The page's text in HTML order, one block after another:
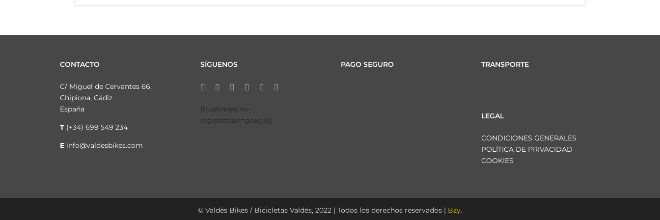
CONTACTO
C/ Miguel de Cervantes 66,
Chipiona, Cádiz
España
T (+34) 699 549 234
E info@valdesbikes.com
SÍGUENOS
[trustindex no-
registration=google]
PAGO SEGURO TRANSPORTE
LEGAL
CONDICIONES GENERALES
POLÍTICA DE PRIVACIDAD
COOKIES
© Valdés Bikes / Bicicletas Valdés, 2022 | Todos los derechos reservados | Bzy.